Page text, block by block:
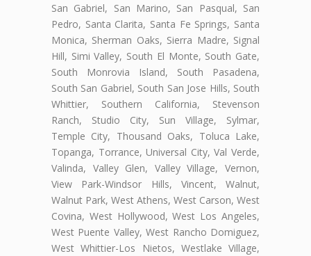
San Gabriel, San Marino, San Pasqual, San
Pedro, Santa Clarita, Santa Fe Springs, Santa
Monica, Sherman Oaks, Sierra Madre, Signal
Hill, Simi Valley, South El Monte, South Gate,
South Monrovia Island, South Pasadena,
South San Gabriel, South San Jose Hills, South
Whittier, Southern California, Stevenson
Ranch, Studio City, Sun Village, Sylmar,
Temple City, Thousand Oaks, Toluca Lake,
Topanga, Torrance, Universal City, Val Verde,
Valinda, Valley Glen, Valley Village, Vernon,
View Park-Windsor Hills, Vincent, Walnut,
Walnut Park, West Athens, West Carson, West
Covina, West Hollywood, West Los Angeles,
West Puente Valley, West Rancho Domiguez,
West Whittier-Los Nietos, Westlake Village,